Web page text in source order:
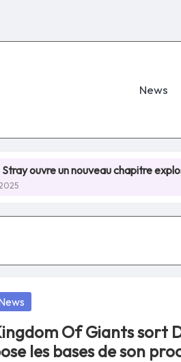
News
un nouveau chapitre explosif avec
Of Giants sort
les bases de son